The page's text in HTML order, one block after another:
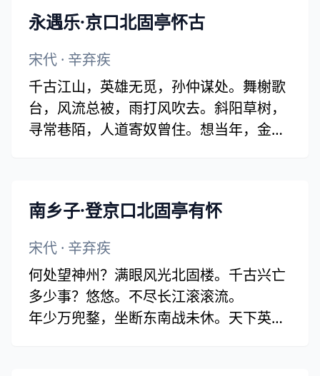
永遇乐·京口北固亭怀古
宋代 · 辛弃疾
千古江山，英雄无觅，孙仲谋处。舞榭歌
台，风流总被，雨打风吹去。斜阳草树，
寻常巷陌，人道寄奴曾住。想当年，金戈
首，佛狸祠下，一片神鸦社鼓。凭谁问：
廉颇老矣，尚能饭否？
南乡子·登京口北固亭有怀
宋代 · 辛弃疾
何处望神州？满眼风光北固楼。千古兴亡
多少事？悠悠。不尽长江滚滚流。
年少万兜鍪，坐断东南战未休。天下英雄